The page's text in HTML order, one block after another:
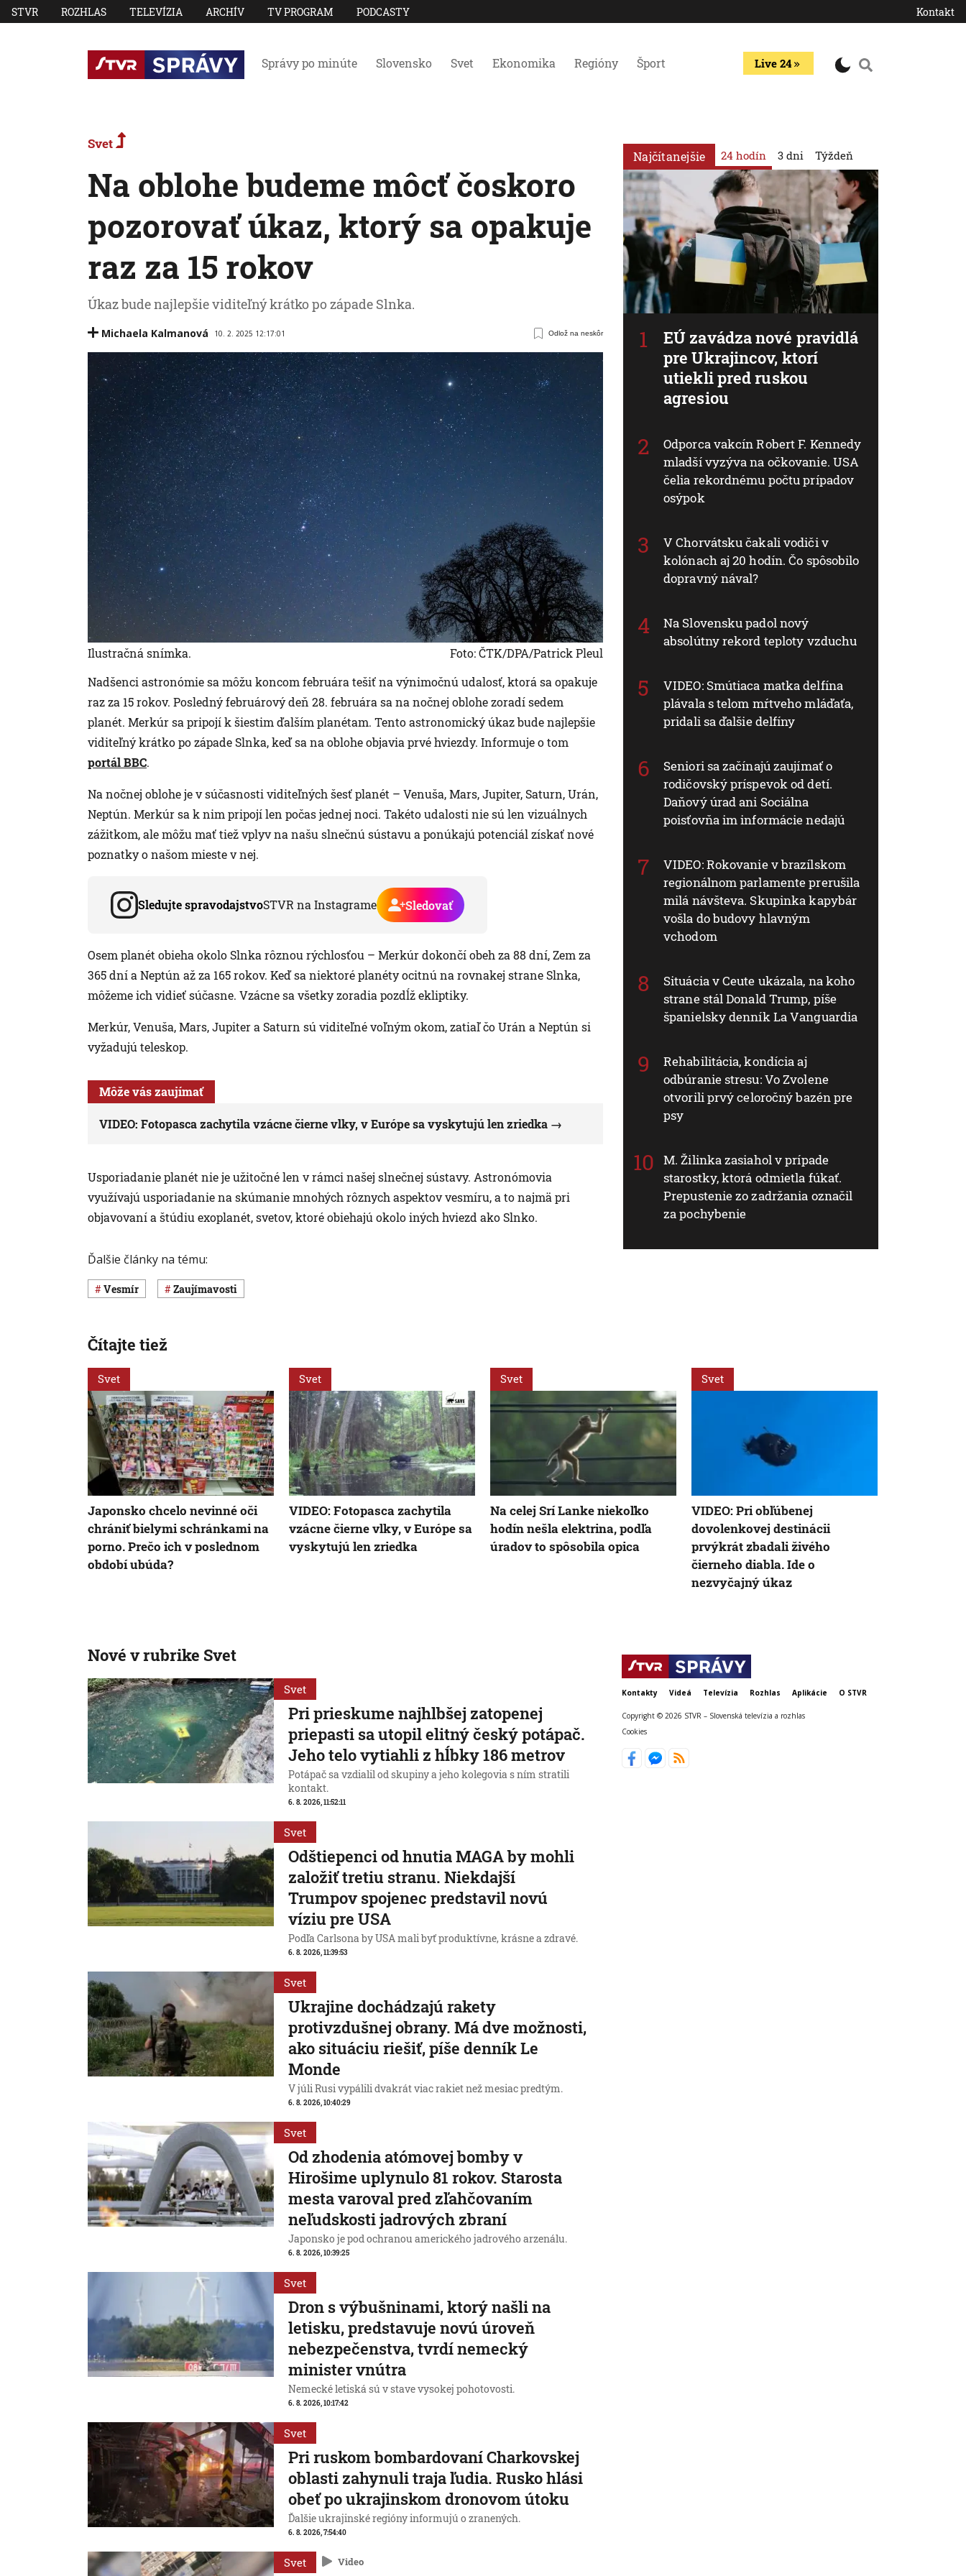
STVR ROZHLAS TELEVÍZIA ARCHÍV TV PROGRAM PODCASTY Kontakt
Správy po minúte Slovensko Svet Ekonomika Regióny Šport Live 24
Svet
Na oblohe budeme môcť čoskoro
pozorovať úkaz, ktorý sa opakuje
raz za 15 rokov
Úkaz bude najlepšie viditeľný krátko po západe Slnka.
Michaela Kalmanová 10. 2. 2025 12:17:01 Odlož na neskôr
Ilustračná snímka.
Foto: ČTK/DPA/Patrick Pleul
Nadšenci astronómie sa môžu koncom februára tešiť na výnimočnú udalosť, ktorá sa opakuje
raz za 15 rokov. Posledný februárový deň 28. februára sa na nočnej oblohe zoradí sedem
planét. Merkúr sa pripojí k šiestim ďalším planétam. Tento astronomický úkaz bude najlepšie
viditeľný krátko po západe Slnka, keď sa na oblohe objavia prvé hviezdy. Informuje o tom
portál BBC.
Na nočnej oblohe je v súčasnosti viditeľných šesť planét – Venuša, Mars, Jupiter, Saturn, Urán,
Neptún. Merkúr sa k nim pripojí len počas jednej noci. Takéto udalosti nie sú len vizuálnych
zážitkom, ale môžu mať tiež vplyv na našu slnečnú sústavu a ponúkajú potenciál získať nové
poznatky o našom mieste v nej.
Sledujte spravodajstvoSTVR na Instagrame Sledovať
Osem planét obieha okolo Slnka rôznou rýchlosťou – Merkúr dokončí obeh za 88 dní, Zem za
365 dní a Neptún až za 165 rokov. Keď sa niektoré planéty ocitnú na rovnakej strane Slnka,
môžeme ich vidieť súčasne. Vzácne sa všetky zoradia pozdĺž ekliptiky.
Merkúr, Venuša, Mars, Jupiter a Saturn sú viditeľné voľným okom, zatiaľ čo Urán a Neptún si
vyžadujú teleskop.
Môže vás zaujímať
VIDEO: Fotopasca zachytila vzácne čierne vlky, v Európe sa vyskytujú len zriedka
Usporiadanie planét nie je užitočné len v rámci našej slnečnej sústavy. Astronómovia
využívajú usporiadanie na skúmanie mnohých rôznych aspektov vesmíru, a to najmä pri
objavovaní a štúdiu exoplanét, svetov, ktoré obiehajú okolo iných hviezd ako Slnko.
Ďalšie články na tému:
vesmír Zaujímavosti
Najčítanejšie 24 hodín
EÚ zavádza nové pravidlá
pre Ukrajincov, ktorí
utiekli pred ruskou
agresiou
Odporca vakcín Robert F. Kennedy
mladší vyzýva na očkovanie. USA
čelia rekordnému počtu prípadov
osýpok
V Chorvátsku čakali vodiči v
kolónach aj 20 hodín. Čo spôsobilo
dopravný nával?
Na Slovensku padol nový
absolútny rekord teploty vzduchu
VIDEO: Smútiaca matka delfína
plávala s telom mŕtveho mláďaťa,
pridali sa ďalšie delfíny
Seniori sa začínajú zaujímať o
rodičovský príspevok od detí.
Daňový úrad ani Sociálna
poisťovňa im informácie nedajú
VIDEO: Rokovanie v brazílskom
regionálnom parlamente prerušila
milá návšteva. Skupinka kapybár
vošla do budovy hlavným
vchodom
Situácia v Ceute ukázala, na koho
strane stál Donald Trump, píše
španielsky denník La Vanguardia
Rehabilitácia, kondícia aj
odbúranie stresu: Vo Zvolene
otvorili prvý celoročný bazén pre
psy
M. Žilinka zasiahol v prípade
starostky, ktorá odmietla fúkať.
Prepustenie zo zadržania označil
za pochybenie
3 dni Týždeň
Čítajte tiež
Svet
Japonsko chcelo nevinné oči
chrániť bielymi schránkami na
porno. Prečo ich v poslednom
období ubúda?
Svet
VIDEO: Fotopasca zachytila
vzácne čierne vlky, v Európe sa
vyskytujú len zriedka
Svet
Na celej Srí Lanke niekoľko
hodín nešla elektrina, podľa
úradov to spôsobila opica
Svet
VIDEO: Pri obľúbenej
dovolenkovej destinácii
prvýkrát zbadali živého
čierneho diabla. Ide o
nezvyčajný úkaz
Nové v rubrike Svet
Svet
Pri prieskume najhlbšej zatopenej
priepasti sa utopil elitný český potápač.
Jeho telo vytiahli z hĺbky 186 metrov
Potápač sa vzdialil od skupiny a jeho kolegovia s ním stratili
kontakt.
6. 8. 2026, 11:52:11
Svet
Odštiepenci od hnutia MAGA by mohli
založiť tretiu stranu. Niekdajší
Trumpov spojenec predstavil novú
víziu pre USA
Podľa Carlsona by USA mali byť produktívne, krásne a zdravé.
6. 8. 2026, 11:39:53
Svet
Ukrajine dochádzajú rakety
protivzdušnej obrany. Má dve možnosti,
ako situáciu riešiť, píše denník Le
Monde
V júli Rusi vypálili dvakrát viac rakiet než mesiac predtým.
6. 8. 2026, 10:40:29
Svet
Od zhodenia atómovej bomby v
Hirošime uplynulo 81 rokov. Starosta
mesta varoval pred zľahčovaním
neľudskosti jadrových zbraní
Japonsko je pod ochranou amerického jadrového arzenálu.
6. 8. 2026, 10:39:25
Svet
Dron s výbušninami, ktorý našli na
letisku, predstavuje novú úroveň
nebezpečenstva, tvrdí nemecký
minister vnútra
Nemecké letiská sú v stave vysokej pohotovosti.
6. 8. 2026, 10:17:42
Svet
Pri ruskom bombardovaní Charkovskej
oblasti zahynuli traja ľudia. Rusko hlási
obeť po ukrajinskom dronovom útoku
Ďalšie ukrajinské regióny informujú o zranených.
6. 8. 2026, 7:54:40
Svet Video
Kontakty Videá Televízia Rozhlas Aplikácie O STVR
Copyright © 2026 STVR – Slovenská televízia a rozhlas
Cookies